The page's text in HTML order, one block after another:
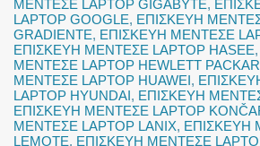
ΜΕΝΤΕΣΕ LAPTOP GIGABYTE,
LAPTOP GOOGLE, ΕΠΙΣΚΕΥΗ
GRADIENTE, ΕΠΙΣΚΕΥΗ ΜΕΝΤΕΣΕ
ΕΠΙΣΚΕΥΗ ΜΕΝΤΕΣΕ LAPTOP HASEE,
ΜΕΝΤΕΣΕ LAPTOP HEWLETT
ΜΕΝΤΕΣΕ LAPTOP HUAWEI,
LAPTOP HYUNDAI, ΕΠΙΣΚΕΥΗ
ΕΠΙΣΚΕΥΗ ΜΕΝΤΕΣΕ LAPTOP
ΜΕΝΤΕΣΕ LAPTOP LANIX, ΕΠΙΣΚΕΥΗ
LEMOTE, ΕΠΙΣΚΕΥΗ ΜΕΝΤΕΣΕ